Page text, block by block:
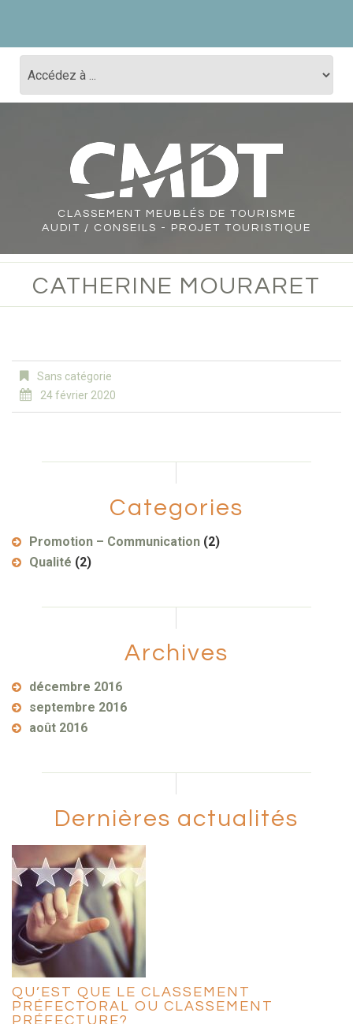
CLASSEMENT
MEUBLÉS DE TOURISME
AUDIT / CONSEILS - PROJET TOURISTIQUE
CATHERINE MOURARET
Sans catégorie
24 février 2020
Categories
Promotion – Communication (2)
Qualité (2)
Archives
décembre 2016
septembre 2016
août 2016
Dernières actualités
QU’EST QUE LE CLASSEMENT
PRÉFECTORAL OU CLASSEMENT
PRÉFECTURE?